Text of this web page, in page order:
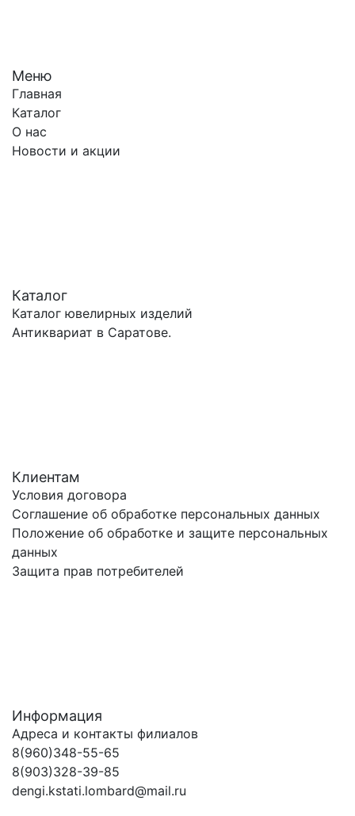
Меню
Главная
Каталог
О нас
Новости и акции
Каталог
Каталог ювелирных изделий
Антиквариат в Саратове.
Клиентам
Условия договора
Соглашение об обработке персональных данных
Положение об обработке и защите персональных
данных
Защита прав потребителей
Информация
Адреса и контакты филиалов
8(960)348-55-65
8(903)328-39-85
dengi.kstati.lombard@mail.ru